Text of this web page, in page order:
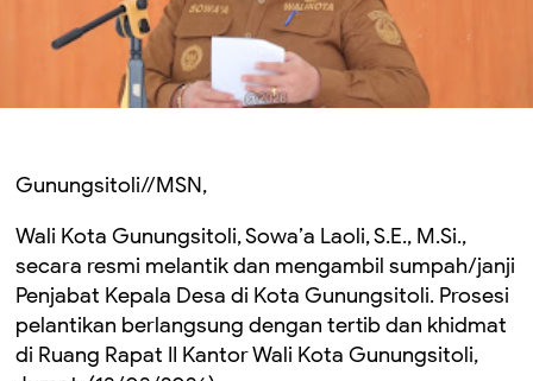
Gunungsitoli//MSN,
Wali Kota Gunungsitoli, Sowa’a Laoli, S.E., M.Si.,
secara resmi melantik dan mengambil sumpah/janji
Penjabat Kepala Desa di Kota Gunungsitoli. Prosesi
pelantikan berlangsung dengan tertib dan khidmat
di Ruang Rapat II Kantor Wali Kota Gunungsitoli,